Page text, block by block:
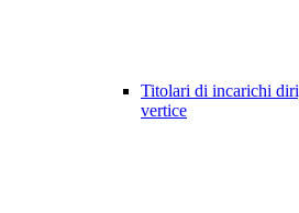
Titolari di incarichi
vertice